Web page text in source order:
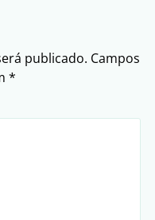
publicado. Campos
*